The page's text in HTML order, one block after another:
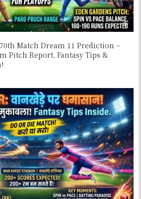
70th Match Dream 11 Prediction –
Pitch Report, Fantasy Tips &